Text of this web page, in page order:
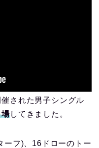
された男子シングル
場してきました。
フ)、16ドローのトー